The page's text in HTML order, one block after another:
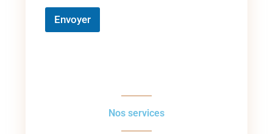
Envoyer
Nos services